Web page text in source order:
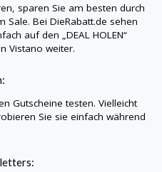
sparen Sie am besten durch
Sale. Bei DieRabatt.de sehen
auf den „DEAL HOLEN“
Vistano weiter.
Gutscheine testen. Vielleicht
Sie sie einfach während